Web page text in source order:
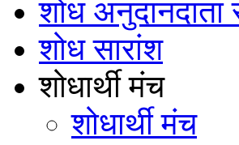
शोध अनुदानदाता
शोध सारांश
शोधार्थी मंच
शोधार्थी मंच